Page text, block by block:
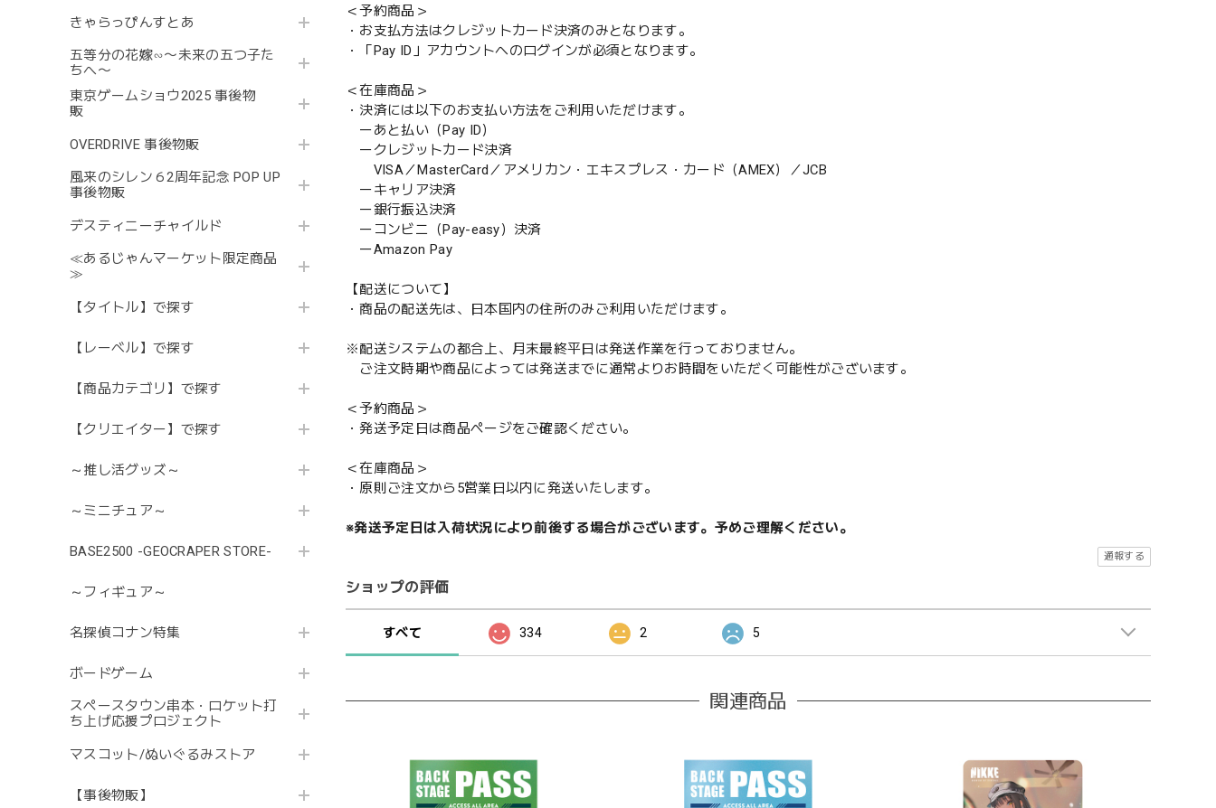
きゃらっぴんすとあ
五等分の花嫁∽〜未来の五つ子た
ちへ〜
東京ゲームショウ2025 事後物
販
OVERDRIVE 事後物販
風来のシレン６2周年記念 POP UP
事後物販
デスティニーチャイルド
≪あるじゃんマーケット限定商品
≫
【タイトル】で探す
【レーベル】で探す
【商品カテゴリ】で探す
【クリエイター】で探す
～推し活グッズ～
～ミニチュア～
BASE2500 -GEOCRAPER STORE-
～フィギュア～
名探偵コナン特集
ボードゲーム
スペースタウン串本・ロケット打
ち上げ応援プロジェクト
マスコット/ぬいぐるみストア
【事後物販】
＜予約商品＞
・お支払方法はクレジットカード決済のみとなります。
・「Pay ID」アカウントへのログインが必須となります。
＜在庫商品＞
・決済には以下のお支払い方法をご利用いただけます。
ーあと払い（Pay ID）
ークレジットカード決済
VISA／MasterCard／アメリカン・エキスプレス・カード（AMEX）／JCB
ーキャリア決済
ー銀行振込決済
ーコンビニ（Pay-easy）決済
ーAmazon Pay
【配送について】
・商品の配送先は、日本国内の住所のみご利用いただけます。
※配送システムの都合上、月末最終平日は発送作業を行っておりません。
ご注文時期や商品によっては発送までに通常よりお時間をいただく可能性がございます。
＜予約商品＞
・発送予定日は商品ページをご確認ください。
＜在庫商品＞
・原則ご注文から5営業日以内に発送いたします。
※発送予定日は入荷状況により前後する場合がございます。予めご理解ください。
通報する
ショップの評価
すべて 334 2 5
関連商品